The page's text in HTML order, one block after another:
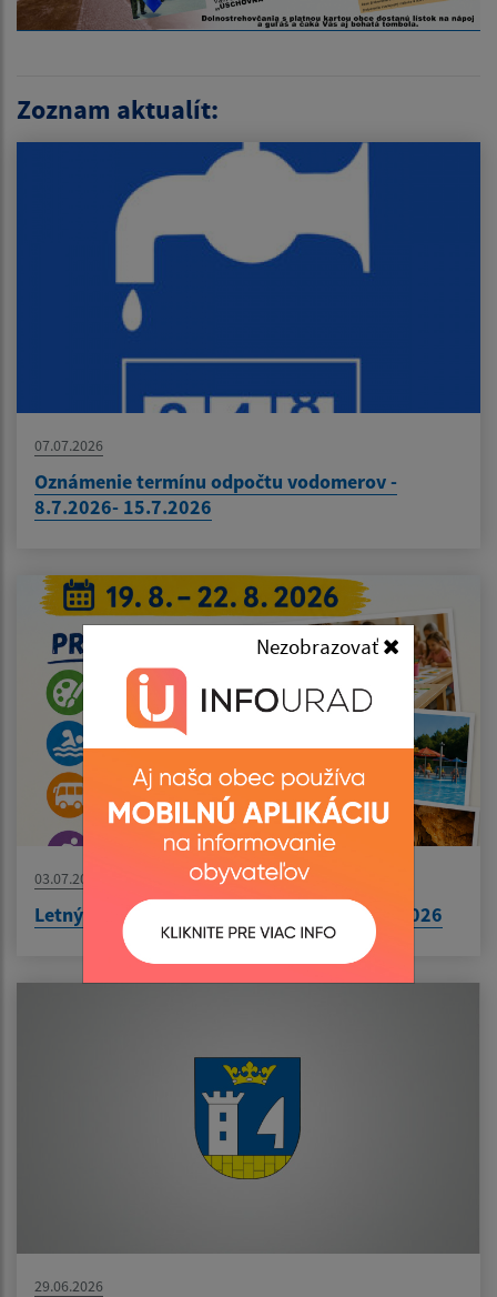
Nezobrazovať
Zoznam aktualít:
07.07.2026
Oznámenie termínu odpočtu vodomerov -
8.7.2026- 15.7.2026
03.07.2026
Letný tábor v Bušinciach 19.8.2026- 22.8.2026
29.06.2026